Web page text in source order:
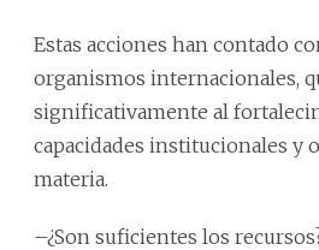
Estas acciones han contado
organismos internacionales,
significativamente al
capacidades institucionales y
materia.
–¿Son suficientes los